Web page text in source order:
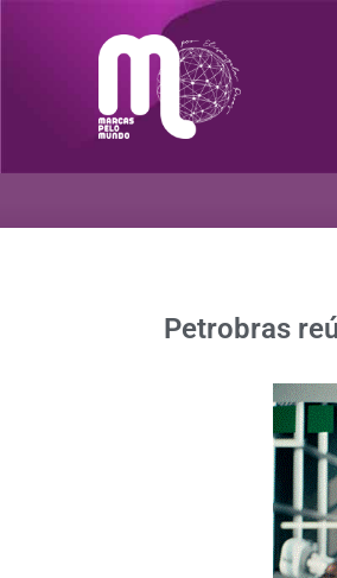
Petrobras